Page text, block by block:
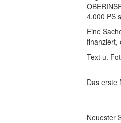
4.000 PS
Eine
finanziert,
Text u.
Das erste
Neuester